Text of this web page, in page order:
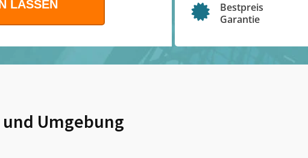
Bestpreis
Garantie
und Umgebung